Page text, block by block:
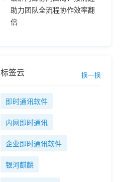
助力团队全流程协作效率翻
倍
标签云 换一换
即时通讯软件
内网即时通讯
企业即时通讯软件
银河麒麟